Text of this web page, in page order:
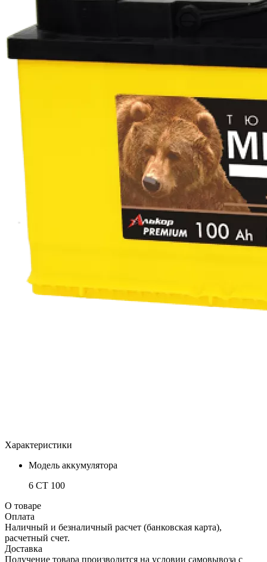
Характеристики
Модель аккумулятора
6 СТ 100
О товаре
Оплата
Наличный и безналичный расчет (банковская карта),
расчетный счет.
Доставка
Получение товара производится на условии самовывоза с